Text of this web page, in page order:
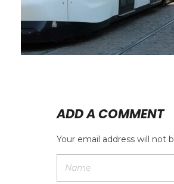
ADD A COMMENT
Your email address will not